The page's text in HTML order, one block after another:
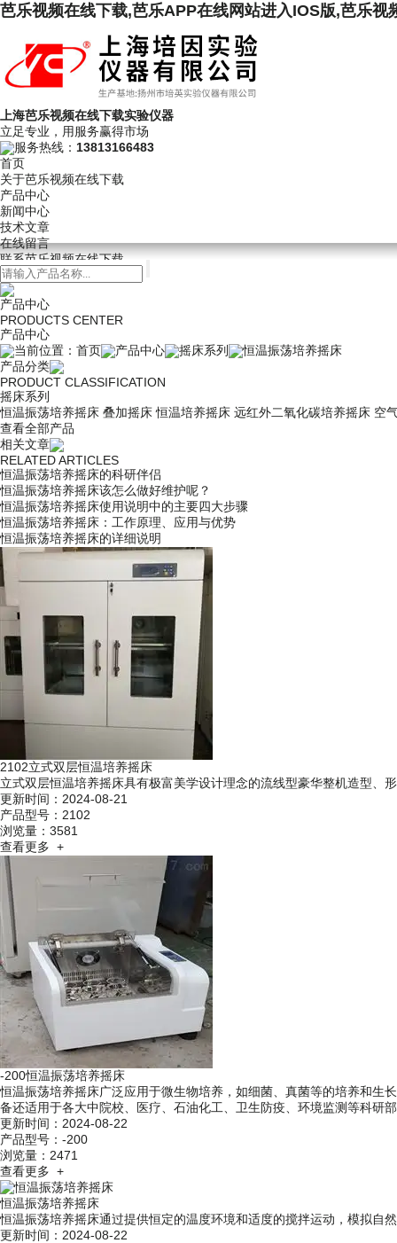
芭乐视频在线下载,芭乐APP在线网站进入IOS版,芭乐视
上海芭乐视频在线下载实验仪器
立足专业，用服务赢得市场
服务热线： 13813166483
首页
关于芭乐视频在线下载
产品中心
新闻中心
技术文章
在线留言
联系芭乐视频在线下载
产品中心
PRODUCTS CENTER
产品中心
当前位置： 首页 产品中心 摇床系列
恒温振荡培养摇床
产品分类
PRODUCT CLASSIFICATION
摇床系列
恒温振荡培养摇床 叠加摇床 恒温培养摇床 远红外二氧化碳培养摇床 空
查看全部产品
相关文章
RELATED ARTICLES
恒温振荡培养摇床的科研伴侣
恒温振荡培养摇床该怎么做好维护呢？
恒温振荡培养摇床使用说明中的主要四大步骤
恒温振荡培养摇床：工作原理、应用与优势
恒温振荡培养摇床的详细说明
2102立式双层恒温培养摇床
立式双层恒温培养摇床具有极富美学设计理念的流线型豪华整机造型、形
更新时间：2024-08-21
产品型号：2102
浏览量：3581
查看更多 +
-200恒温振荡培养摇床
恒温振荡培养摇床广泛应用于微生物培养，如细菌、真菌等的培养和生长
备还适用于各大中院校、医疗、石油化工、卫生防疫、环境监测等科研
更新时间：2024-08-22
产品型号：-200
浏览量：2471
查看更多 +
恒温振荡培养摇床
恒温振荡培养摇床通过提供恒定的温度环境和适度的搅拌运动，模拟自然环
更新时间：2024-08-22